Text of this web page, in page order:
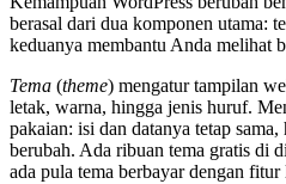
berasal dari dua komponen utama:
keduanya membantu Anda melihat
Tema (theme) mengatur tampilan
letak, warna, hingga jenis huruf.
pakaian: isi dan datanya tetap
berubah. Ada ribuan tema gratis di
ada pula tema berbayar dengan